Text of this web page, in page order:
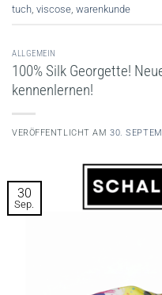
tuch viscose warenkunde
ALLGEMEIN
100% Silk Georgette!
kennenlernen!
VERÖFFENTLICHT AM30.
30
Sep.